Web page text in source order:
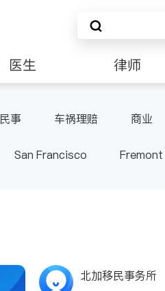
医生 律师
民事 车祸理赔 商业
San Francisco Fremont
北加移民事务所